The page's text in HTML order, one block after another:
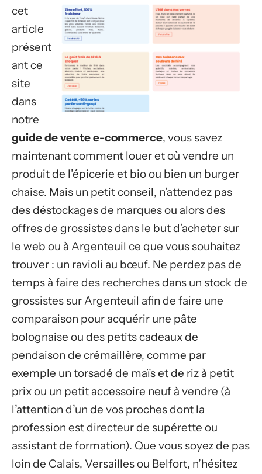
cet
article
présent
ant ce
site
dans
notre
guide de vente e-commerce, vous savez
maintenant comment louer et où vendre un
produit de l’épicerie et bio ou bien un burger
chaise. Mais un petit conseil, n’attendez pas
des déstockages de marques ou alors des
offres de grossistes dans le but d’acheter sur
le web ou à Argenteuil ce que vous souhaitez
trouver : un ravioli au bœuf. Ne perdez pas de
temps à faire des recherches dans un stock de
grossistes sur Argenteuil afin de faire une
comparaison pour acquérir une pâte
bolognaise ou des petits cadeaux de
pendaison de crémaillère, comme par
exemple un torsadé de maïs et de riz à petit
prix ou un petit accessoire neuf à vendre (à
l’attention d’un de vos proches dont la
profession est directeur de supérette ou
assistant de formation). Que vous soyez de pas
loin de Calais, Versailles ou Belfort, n’hésitez